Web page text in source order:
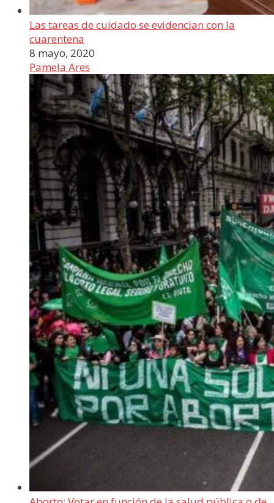
Las tareas de cuidado se evidencian con la
cuarentena
8 mayo, 2020
Pamela Ares